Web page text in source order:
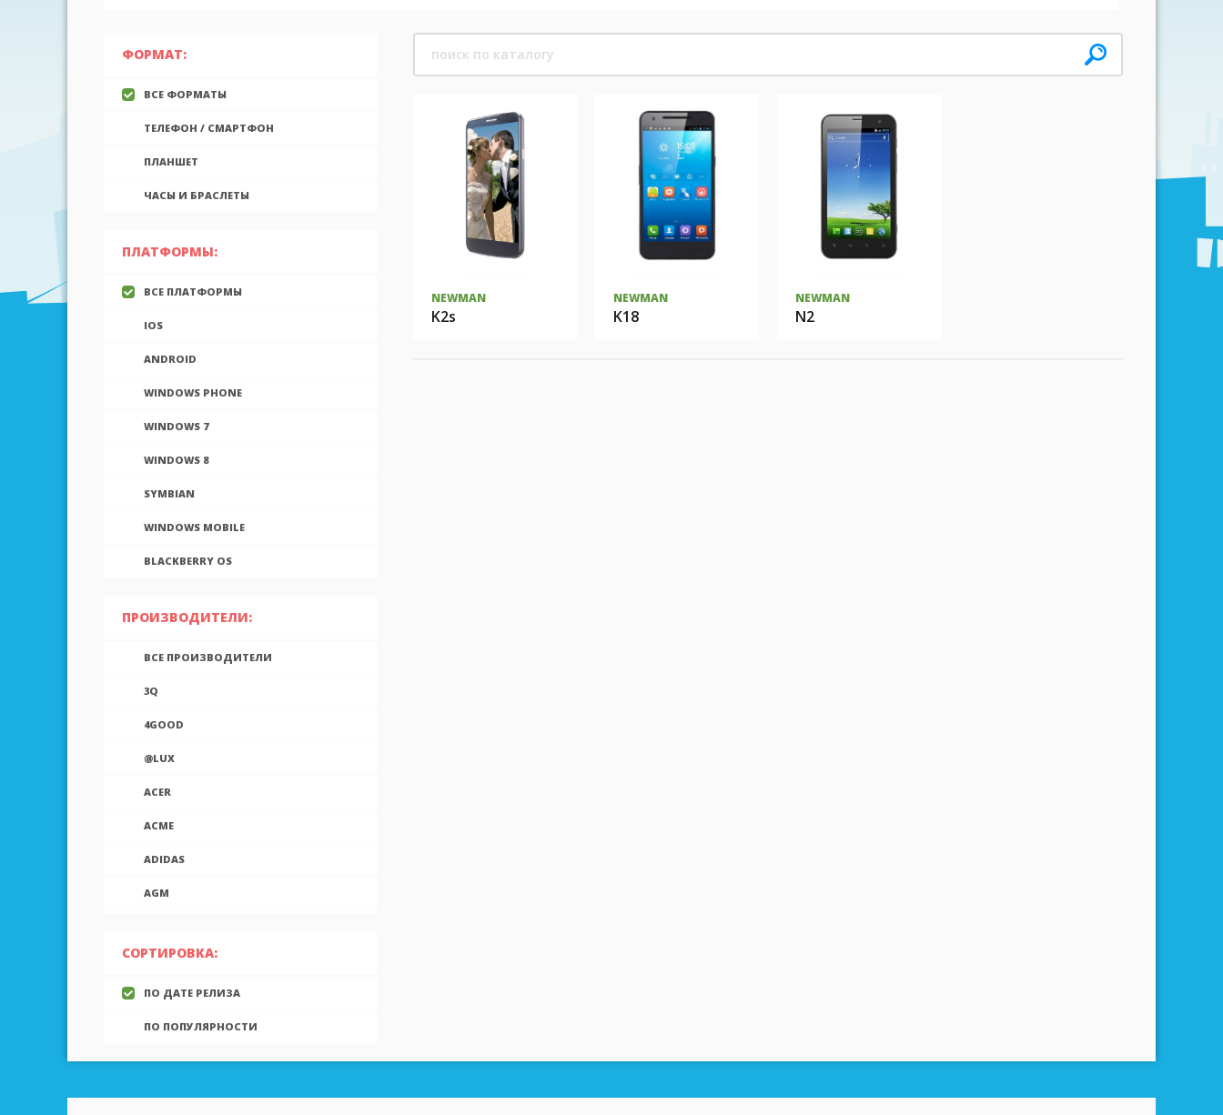
ФОРМАТ:
ВСЕ ФОРМАТЫ
ТЕЛЕФОН / СМАРТФОН
ПЛАНШЕТ
ЧАСЫ И БРАСЛЕТЫ
ПЛАТФОРМЫ:
ВСЕ ПЛАТФОРМЫ
IOS
ANDROID
WINDOWS PHONE
WINDOWS 7
WINDOWS 8
SYMBIAN
WINDOWS MOBILE
BLACKBERRY OS
ПРОИЗВОДИТЕЛИ:
ВСЕ ПРОИЗВОДИТЕЛИ
3Q
4GOOD
@LUX
ACER
ACME
ADIDAS
AGM
AIGO
AINOL
AIRON
ALCATEL
ALLVIEW
СОРТИРОВКА:
ПО ДАТЕ РЕЛИЗА
ПО ПОПУЛЯРНОСТИ
NEWMAN
K2s
NEWMAN
K18
NEWMAN
N2